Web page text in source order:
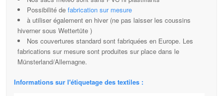
Possibilité de fabrication sur mesure
à utiliser également en hiver (ne pas laisser les coussins
hiverner sous Wettertüte )
Nos couvertures standard sont fabriquées en Europe. Les
fabrications sur mesure sont produites sur place dans le
Münsterland/Allemagne.
Informations sur l'étiquetage des textiles :